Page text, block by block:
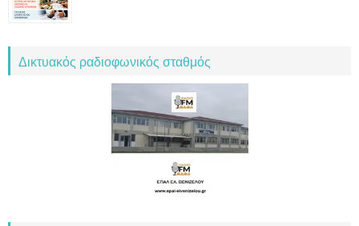
Δικτυακός ραδιοφωνικός σταθμός